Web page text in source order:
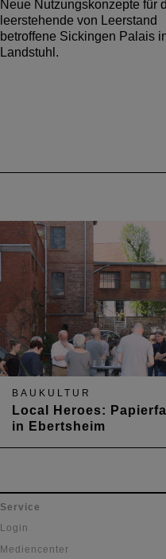
Neue Nutzungskonzepte für
leerstehende von Leerstand
betroffene Sickingen Palais
Landstuhl.
BAUKULTUR
Local Heroes:
in Ebertsheim
von Peter Spitzley und
Mocanu stellte am 20. April
gemeinschaftliche
Führungen, Vorträgen und
Service
Login
Mediencenter